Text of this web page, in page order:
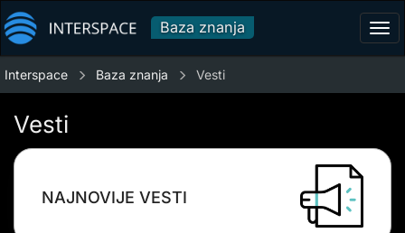
Baza znanja
Interspace Baza znanja Vesti
Vesti
NAJNOVIJE VESTI